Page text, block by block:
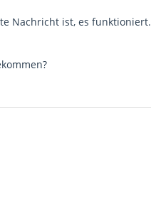
Nachricht ist, es funktioniert.